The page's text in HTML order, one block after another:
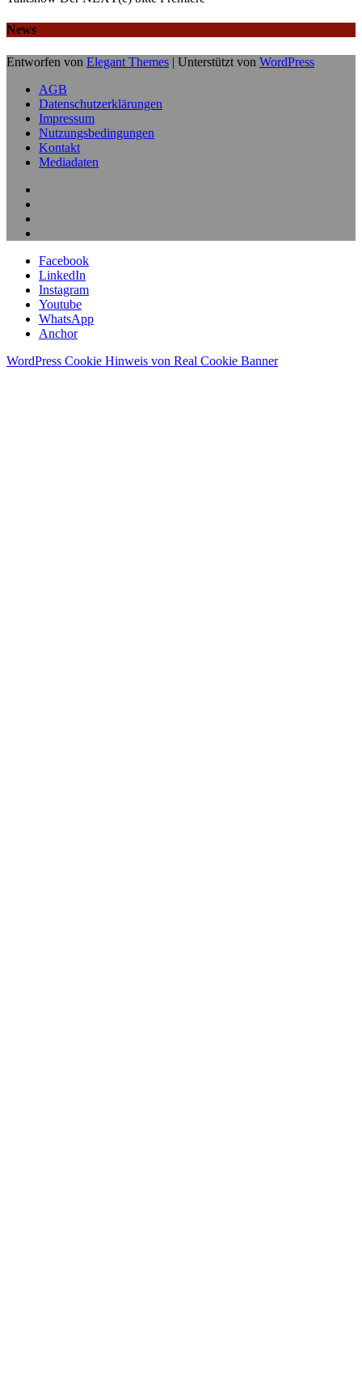
News
Entworfen von Elegant Themes | Unterstützt von WordPress
AGB
Datenschutzerklärungen
Impressum
Nutzungsbedingungen
Kontakt
Mediadaten
Facebook
LinkedIn
Instagram
Youtube
WhatsApp
Anchor
WordPress Cookie Hinweis von Real Cookie Banner